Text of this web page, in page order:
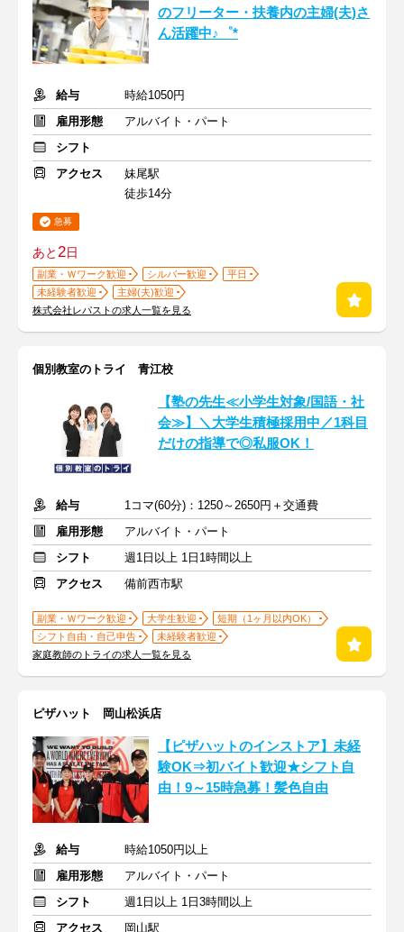
のフリーター・扶養内の主婦(夫)さ
ん活躍中♪゜*
給与
時給1050円
雇用形態
アルバイト・パート
シフト
アクセス
妹尾駅
徒歩14分
急募
あと2日
副業・Ｗワーク歓迎 シルバー歓迎
平日
未経験者歓迎
主婦(夫)歓迎
株式会社レパストの求人一覧を見る
個別教室のトライ 青江校
【塾の先生≪小学生対象/国語・社
会≫】＼大学生積極採用中／1科目
だけの指導で◎私服OK！
給与
1コマ(60分)：1250～2650円＋交通費
雇用形態
アルバイト・パート
シフト
週1日以上 1日1時間以上
アクセス
備前西市駅
副業・Ｗワーク歓迎 大学生歓迎
短期（1ヶ月以内OK）
シフト自由・自己申告
未経験者歓迎
家庭教師のトライの求人一覧を見る
ピザハット 岡山松浜店
【ピザハットのインストア】未経
験OK⇒初バイト歓迎★シフト自
由！9～15時急募！髪色自由
給与
時給1050円以上
雇用形態
アルバイト・パート
シフト
週1日以上 1日3時間以上
アクセス
岡山駅